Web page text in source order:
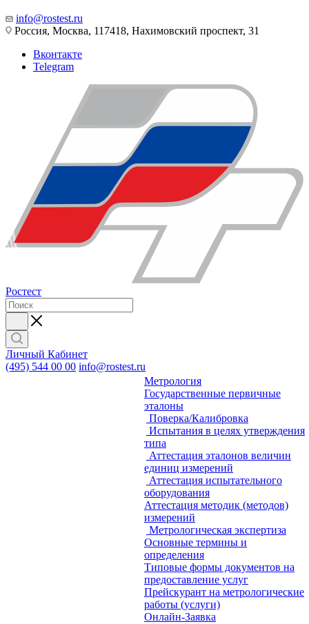
info@rostest.ru
Россия, Москва, 117418, Нахимовский проспект, 31
Вконтакте
Telegram
Ростест
Личный Кабинет
(495) 544 00 00 info@rostest.ru
Метрология
Государственные первичные
эталоны
Поверка/Калибровка
Испытания в целях утверждения
типа
Аттестация эталонов величин
единиц измерений
Аттестация испытательного
оборудования
Аттестация методик (методов)
измерений
Метрологическая экспертиза
Основные термины и
определения
Типовые формы документов на
предоставление услуг
Прейскурант на метрологические
работы (услуги)
Онлайн-Заявка